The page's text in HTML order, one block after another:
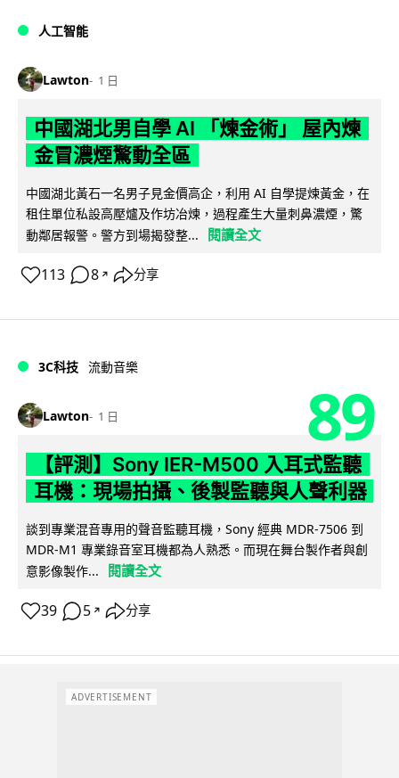
人工智能
Lawton 1 日
中國湖北男自學 AI 「煉金術」 屋內煉
金冒濃煙驚動全區
中國湖北黃石一名男子見金價高企，利用 AI 自學提煉黃金，在
租住單位私設高壓爐及作坊冶煉，過程產生大量刺鼻濃煙，驚
動鄰居報警。警方到場揭發整...
閱讀全文
113 8 ↗ 分享
3C科技 流動音樂
Lawton 1 日 89
【評測】Sony IER-M500 入耳式監聽
耳機：現場拍攝、後製監聽與人聲利器
談到專業混音專用的聲音監聽耳機，Sony 經典 MDR-7506 到
MDR-M1 專業錄音室耳機都為人熟悉。而現在舞台製作者與創
意影像製作...
閱讀全文
39 5 ↗ 分享
ADVERTISEMENT